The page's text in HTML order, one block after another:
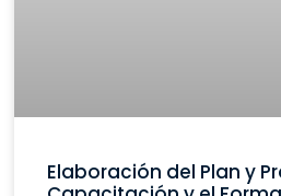
Elaboración del Plan y